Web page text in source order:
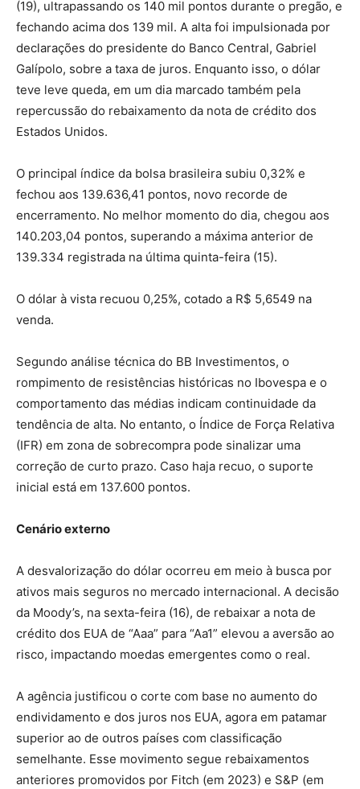
(19), ultrapassando os 140 mil pontos durante o pregão, e
fechando acima dos 139 mil. A alta foi impulsionada por
declarações do presidente do Banco Central, Gabriel
Galípolo, sobre a taxa de juros. Enquanto isso, o dólar
teve leve queda, em um dia marcado também pela
repercussão do rebaixamento da nota de crédito dos
Estados Unidos.
O principal índice da bolsa brasileira subiu 0,32% e
fechou aos 139.636,41 pontos, novo recorde de
encerramento. No melhor momento do dia, chegou aos
140.203,04 pontos, superando a máxima anterior de
139.334 registrada na última quinta-feira (15).
O dólar à vista recuou 0,25%, cotado a R$ 5,6549 na
venda.
Segundo análise técnica do BB Investimentos, o
rompimento de resistências históricas no Ibovespa e o
comportamento das médias indicam continuidade da
tendência de alta. No entanto, o Índice de Força Relativa
(IFR) em zona de sobrecompra pode sinalizar uma
correção de curto prazo. Caso haja recuo, o suporte
inicial está em 137.600 pontos.
Cenário externo
A desvalorização do dólar ocorreu em meio à busca por
ativos mais seguros no mercado internacional. A decisão
da Moody’s, na sexta-feira (16), de rebaixar a nota de
crédito dos EUA de “Aaa” para “Aa1” elevou a aversão ao
risco, impactando moedas emergentes como o real.
A agência justificou o corte com base no aumento do
endividamento e dos juros nos EUA, agora em patamar
superior ao de outros países com classificação
semelhante. Esse movimento segue rebaixamentos
anteriores promovidos por Fitch (em 2023) e S&P (em